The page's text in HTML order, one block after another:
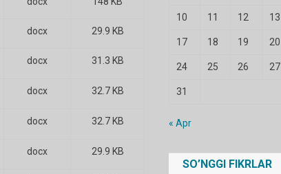
docx 29.9 KB
docx 31.3 KB
docx 32.7 KB
docx 32.7 KB
docx 29.9 KB
10 11 12 13
17 18 19 20
24 25 26 27
31
« Apr
SO’NGGI FIKRLAR